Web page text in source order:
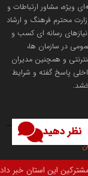
نظر دهید
ویژه، مشاور ارتباطات و
مجوز رسانه رسمی با شماره ثبت 86752 از وزارت محترم فرهنگ و ارشاد
رسانه ای کسب و
در سازمان ها،
و همچنین مدیران
پاسخ گفته و شرایط